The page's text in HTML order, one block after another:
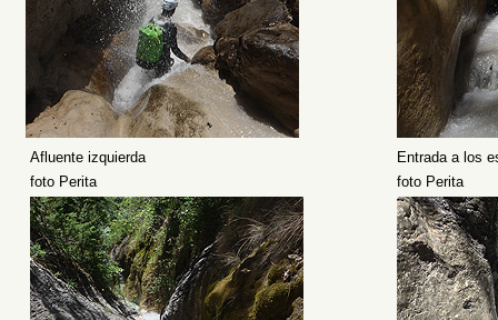
Afluente izquierda
Entrada a los
foto Perita
foto Perita